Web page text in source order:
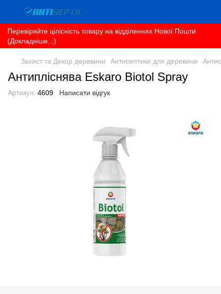
Перевіряйте цілісність товару на відділеннях Нової Пошти
(Докладніше...)
Захист та Декор деревини Антисептики для деревини
Антипліснява Eskaro Biotol Spray
Артикул: 4609 Написати відгук